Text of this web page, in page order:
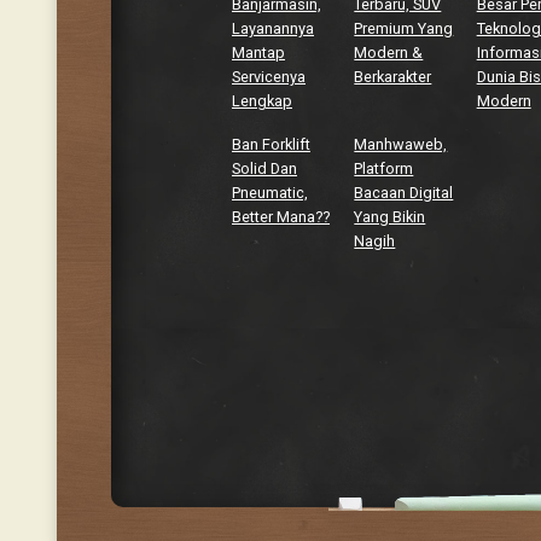
Banjarmasin,
Layanannya
Mantap
Servicenya
Lengkap
Terbaru, SUV
Premium Yang
Modern &
Berkarakter
Besar
Dunia
Modern
Ban Forklift
Solid Dan
Pneumatic,
Better Mana??
Manhwaweb,
Platform
Bacaan Digital
Yang Bikin
Nagih